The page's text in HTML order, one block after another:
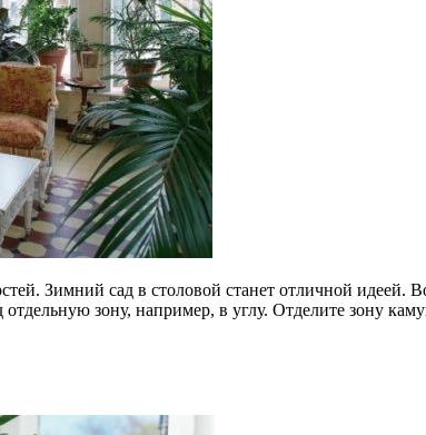
Зимний сад в столовой станет отличной
зону, например, в углу. Отделите зону